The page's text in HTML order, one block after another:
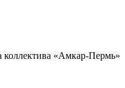
коллектива «Амкар-Пермь»